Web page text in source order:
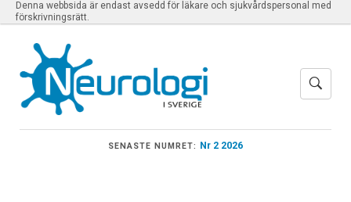
Denna webbsida är endast avsedd för läkare och sjukvårdspersonal med
förskrivningsrätt.
SENASTE NUMRET: Nr 2 2026